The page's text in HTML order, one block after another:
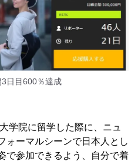
日目600％達成
学院に留学した際に、ニュ
ォーマルシーンで日本人とし
で参加できるよう、自分で着